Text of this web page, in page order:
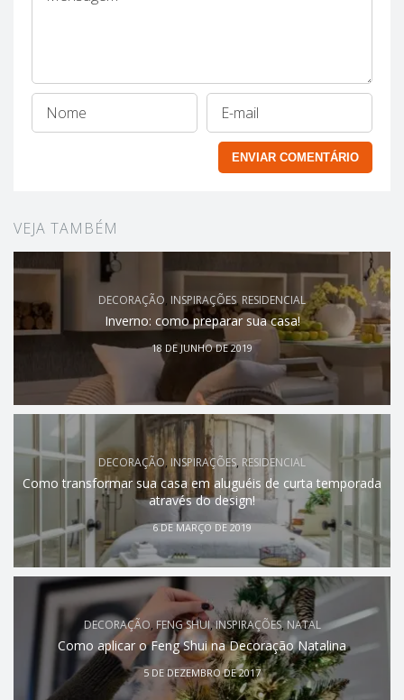
VEJA TAMBÉM
DECORAÇÃO, INSPIRAÇÕES, RESIDENCIAL
Inverno: como preparar sua casa!
18 DE JUNHO DE 2019
DECORAÇÃO, INSPIRAÇÕES, RESIDENCIAL
Como transformar sua casa em aluguéis de curta temporada
através do design!
6 DE MARÇO DE 2019
DECORAÇÃO, FENG SHUI,INSPIRAÇÕES, NATAL
Como aplicar o Feng Shui na Decoração Natalina
5 DE DEZEMBRO DE 2017